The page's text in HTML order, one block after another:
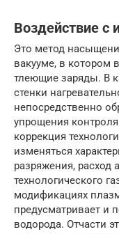
Воздействие с
Это метод
вакууме, в котором
тлеющие заряды. В
стенки
непосредственно
упрощения
коррекция
изменяться
разряжения, расход
технологического
модификациях
предусматривает и
водорода. Отчасти